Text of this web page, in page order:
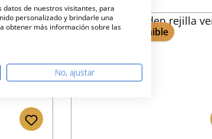
Sólo 10 disponible
de nuestros visitantes, para
personalizado y brindarle una
obtener más información sobre las
No, ajustar